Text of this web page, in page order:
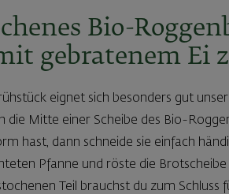
Bio-
gebratenem Ei
eignet sich besonders gut unser
die Mitte einer Scheibe des Bio-
hast, dann schneide sie einfach
Pfanne und röste die
Teil brauchst du zum Schluss